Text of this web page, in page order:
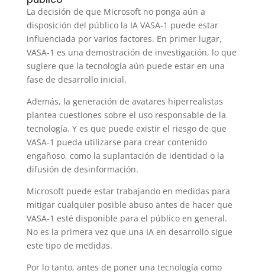
La decisión de que Microsoft no ponga aún a
disposición del público la IA VASA-1 puede estar
influenciada por varios factores. En primer lugar,
VASA-1 es una demostración de investigación, lo que
sugiere que la tecnología aún puede estar en una
fase de desarrollo inicial.
Además, la generación de avatares hiperrealistas
plantea cuestiones sobre el uso responsable de la
tecnología. Y es que puede existir el riesgo de que
VASA-1 pueda utilizarse para crear contenido
engañoso, como la suplantación de identidad o la
difusión de desinformación.
Microsoft puede estar trabajando en medidas para
mitigar cualquier posible abuso antes de hacer que
VASA-1 esté disponible para el público en general.
No es la primera vez que una IA en desarrollo sigue
este tipo de medidas.
Por lo tanto, antes de poner una tecnología como